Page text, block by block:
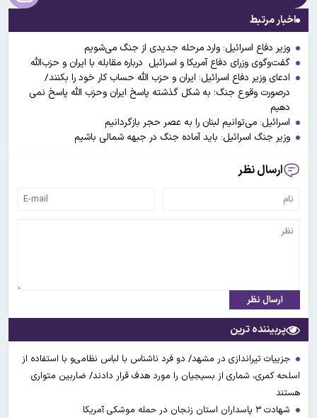
اخبار مرتبط
وزیر دفاع اسرائیل: وارد مرحله جدیدی از جنگ می‌شویم
گفت‌وگوی وزرای دفاع آمریکا و اسرائیل درباره مقابله با ایران و حزب‌الله
ادعای وزیر دفاع اسرائیل: ایران و حزب الله حساب کار خود را بکنند/
درصورت وقوع جنگ؛ به شکل گذشته پاسخ ایران وحزب الله پاسخ نمی
دهیم
اسرائیل: می‌توانیم لبنان را به عصر حجر بازگردانیم
وزیر جنگ اسرائیل: باید آماده جنگ در جبهه شمالی باشیم
ارسال نظر
ارسال نظر
پربیننده ترین
جزییات تیراندازی در مشهد/ دو فرد ناشناس با لباس نظامی‌و با استفاده از
اسلحه کمری، شماری از بسیجیان را مورد هدف قرار دادند/ ضاربین متواری
هستند
شهادت ۳ ‌پاسداران استان زنجان در حمله موشکی آمریکا